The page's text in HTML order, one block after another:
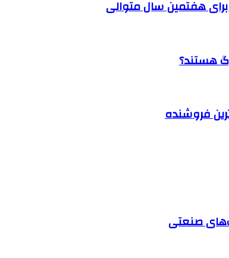
هفتمین سال متوالی
فروشنده
صنعتی